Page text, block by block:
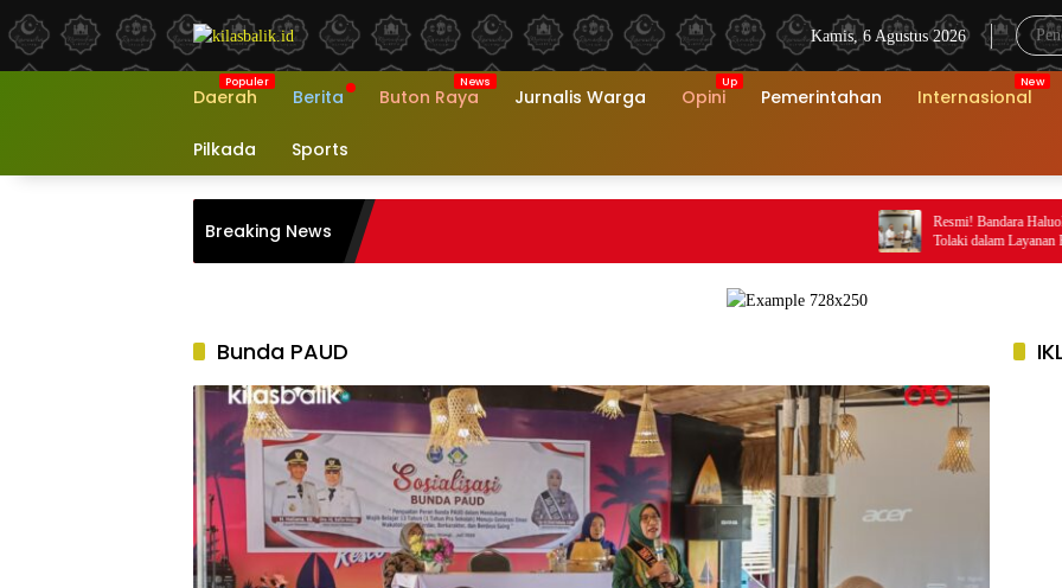
Langsung
ke
konten
Kamis, 6 Agustus 2026
Daerah Berita Buton Raya Jurnalis Warga Opini Pemerintahan Internasional
Pilkada Sports
Breaking News
Resmi! Bandara Haluoleo Kendari
Tolaki dalam Layanan
Bunda PAUD